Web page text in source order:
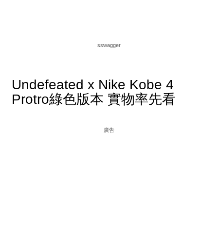
sswagger
Undefeated x Nike Kobe 4
Protro綠色版本 實物率先看
廣告